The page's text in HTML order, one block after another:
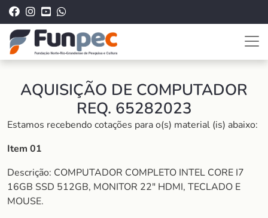
AQUISIÇÃO DE COMPUTADOR
REQ. 65282023
Estamos recebendo cotações para o(s) material (is) abaixo:
Item 01
Descrição: COMPUTADOR COMPLETO INTEL CORE I7
16GB SSD 512GB, MONITOR 22″ HDMI, TECLADO E
MOUSE.